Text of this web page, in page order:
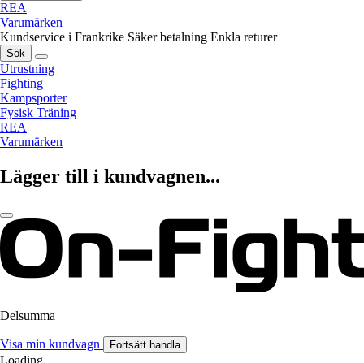
REA
Varumärken
Kundservice i Frankrike Säker betalning Enkla returer
Sök
Utrustning
Fighting
Kampsporter
Fysisk Träning
REA
Varumärken
Lägger till i kundvagnen...
Delsumma
Visa min kundvagn Fortsätt handla